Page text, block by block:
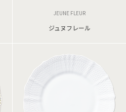
JEUNE FLEUR
ジュヌフレール